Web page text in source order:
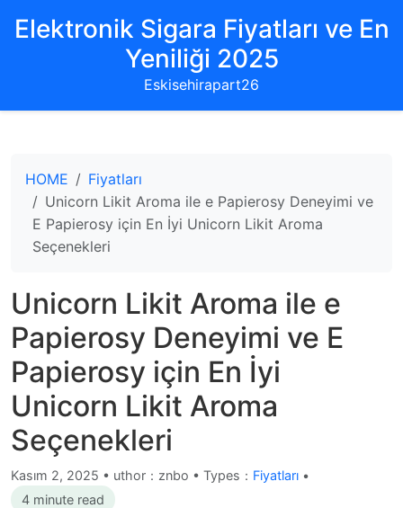
Elektronik Sigara Fiyatları ve En
Yeniliği 2025
Eskisehirapart26
HOME
Fiyatları
Unicorn Likit Aroma ile e Papierosy Deneyimi ve
E Papierosy için En İyi Unicorn Likit Aroma
Seçenekleri
Unicorn Likit Aroma ile e
Papierosy Deneyimi ve E
Papierosy için En İyi
Unicorn Likit Aroma
Seçenekleri
Kasım 2, 2025 • uthor：znbo • Types： Fiyatları •
4 minute read